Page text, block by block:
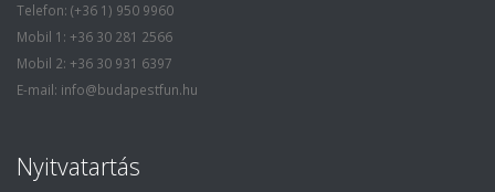
Telefon: (+36 1) 950 9960
Mobil 1: +36 30 281 2566
Mobil 2: +36 30 931 6397
E-mail: info@budapestfun.hu
Nyitvatartás